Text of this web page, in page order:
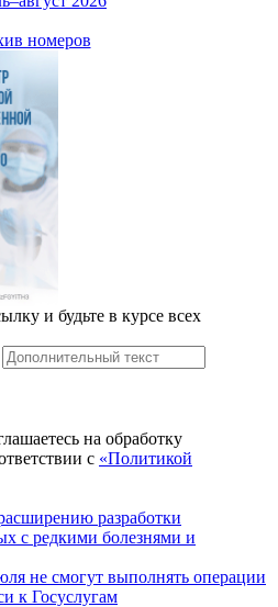
номеров
и будьте в курсе всех
на обработку
с «Политикой
разработки
с редкими болезнями и
не смогут выполнять операции
к Госуслугам